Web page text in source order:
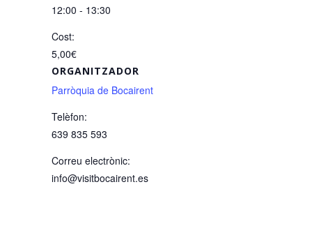
12:00 - 13:30
Cost:
5,00€
ORGANITZADOR
Parròquia de Bocairent
Telèfon:
639 835 593
Correu electrònic:
info@visitbocairent.es